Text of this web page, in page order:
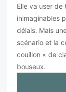
Elle va user
inimaginables
délais. Mais
scénario et la
couillon « de
bouseux.